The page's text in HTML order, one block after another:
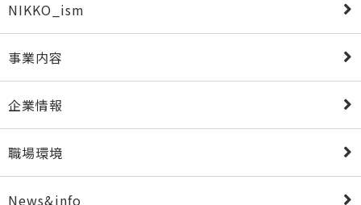
NIKKO_ism
事業内容
企業情報
職場環境
News&info